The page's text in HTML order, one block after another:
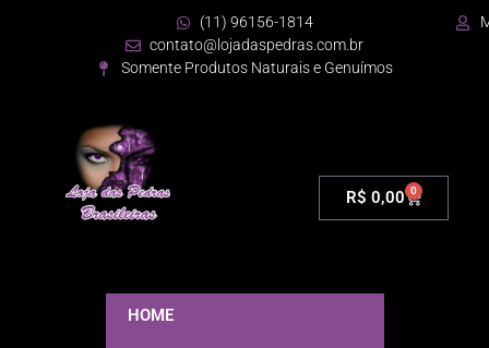
(11) 96156-1814
contato@lojadaspedras.com.br
Somente Produtos Naturais e Genuímos
R$ 0,00 0
HOME